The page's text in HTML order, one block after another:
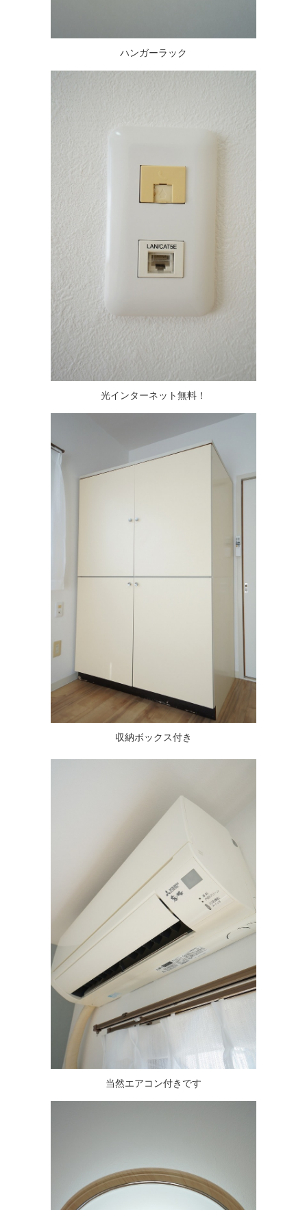
ハンガーラック
光インターネット無料！
収納ボックス付き
当然エアコン付きです